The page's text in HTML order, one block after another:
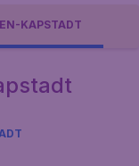
KAPSTADT